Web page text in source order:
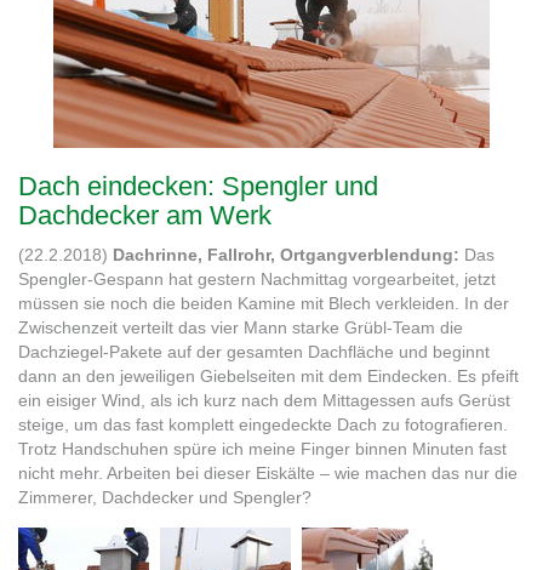
Dach eindecken: Spengler und
Dachdecker am Werk
(22.2.2018) Dachrinne, Fallrohr, Ortgangverblendung: Das
Spengler-Gespann hat gestern Nachmittag vorgearbeitet, jetzt
müssen sie noch die beiden Kamine mit Blech verkleiden. In der
Zwischenzeit verteilt das vier Mann starke Grübl-Team die
Dachziegel-Pakete auf der gesamten Dachfläche und beginnt
dann an den jeweiligen Giebelseiten mit dem Eindecken. Es pfeift
ein eisiger Wind, als ich kurz nach dem Mittagessen aufs Gerüst
steige, um das fast komplett eingedeckte Dach zu fotografieren.
Trotz Handschuhen spüre ich meine Finger binnen Minuten fast
nicht mehr. Arbeiten bei dieser Eiskälte – wie machen das nur die
Zimmerer, Dachdecker und Spengler?